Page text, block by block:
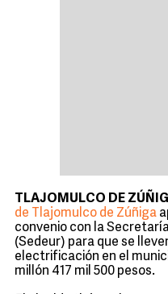
TLAJOMULCO DE
de Tlajomulco de Zúñiga
convenio con la
(Sedeur) para que se
electrificación en el
millón 417 mil 500 pesos.